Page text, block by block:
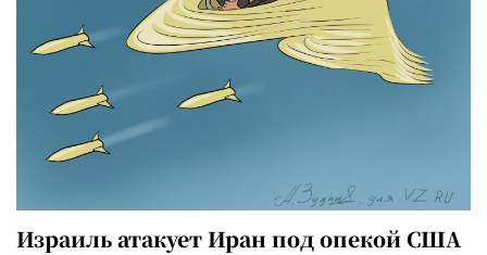
Израиль атакует Иран под опекой США